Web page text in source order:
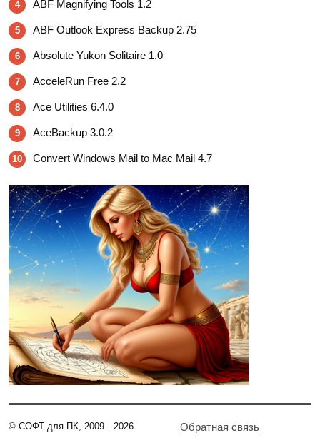
4 ABF Magnifying Tools 1.2
5 ABF Outlook Express Backup 2.75
6 Absolute Yukon Solitaire 1.0
7 AcceleRun Free 2.2
8 Ace Utilities 6.4.0
9 AceBackup 3.0.2
10 Convert Windows Mail to Mac Mail 4.7
© СОФТ для ПК, 2009—2026 Обратная связь